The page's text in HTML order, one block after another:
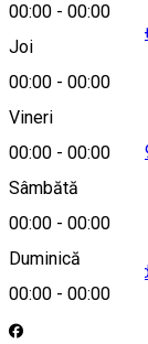
00:00 - 00:00
Joi
00:00 - 00:00
Vineri
00:00 - 00:00
Sâmbătă
00:00 - 00:00
Duminică
00:00 - 00:00
http://